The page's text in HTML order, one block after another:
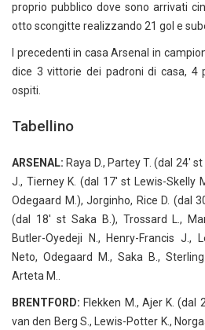
proprio pubblico dove sono arrivati
otto scongitte realizzando 21 gol e
I precedenti in casa Arsenal in
dice 3 vittorie dei padroni di casa, 4
ospiti.
Tabellino
ARSENAL: Raya D., Partey T. (dal 24′
J., Tierney K. (dal 17′ st Lewis-Skelly
Odegaard M.), Jorginho, Rice D. (dal
(dal 18′ st Saka B.), Trossard L.,
Butler-Oyedeji N., Henry-Francis J.,
Neto, Odegaard M., Saka B.,
Arteta M..
BRENTFORD: Flekken M., Ajer K. (dal
van den Berg S., Lewis-Potter K.,